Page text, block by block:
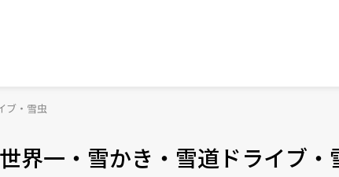
ブ・雪虫
界一・雪かき・雪道ドライブ・